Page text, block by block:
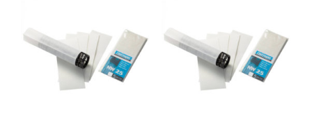
M
CINTROPUR